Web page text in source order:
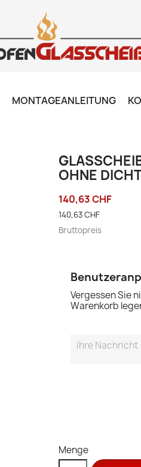
MONTAGEANLEITUNG
OHNE
140,63 CHF
140,63 CHF
Bruttopreis
Vergessen Sie
Warenkorb
Menge